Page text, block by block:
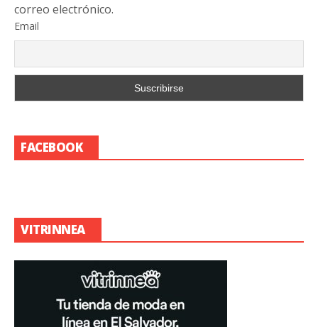
correo electrónico.
Email
FACEBOOK
VITRINNEA